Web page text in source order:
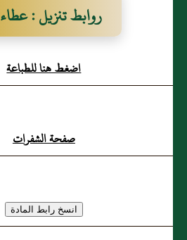
روابط تنزيل : عطاء
السليمي البصري
اضغط هنا للطباعة
صفحة الشفرات